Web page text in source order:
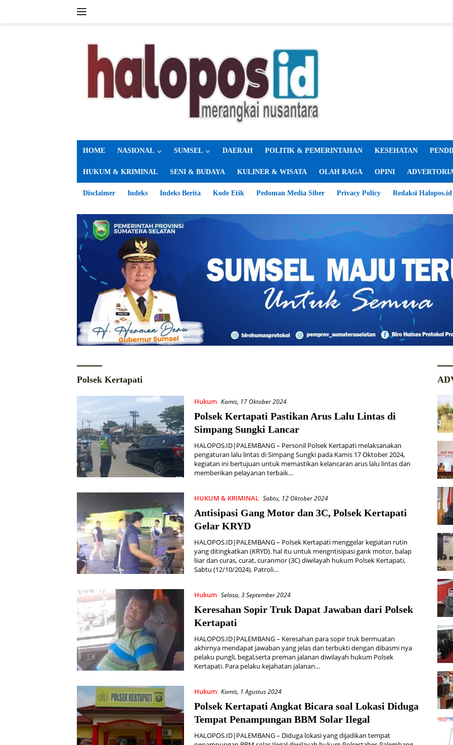
HOME NASIONAL SUMSEL DAERAH POLITIK & PEMERINTAHAN KESEHATAN
HUKUM & KRIMINAL SENI & BUDAYA KULINER & WISATA OLAH RAGA OPINI
Disclaimer Indeks Indeks Berita Kode Etik Pedoman Media Siber Privacy Policy Redaksi Halopos.id
Polsek Kertapati
Hukum Kamis, 17 Oktober 2024
Polsek Kertapati Pastikan Arus Lalu Lintas di
Simpang Sungki Lancar
HALOPOS.ID|PALEMBANG – Personil Polsek Kertapati melaksanakan
pengaturan lalu lintas di Simpang Sungki pada Kamis 17 Oktober 2024,
kegiatan ini bertujuan untuk memastikan kelancaran arus lalu lintas dan
memberikan pelayanan terbaik…
HUKUM & KRIMINAL Sabtu, 12 Oktober 2024
Antisipasi Gang Motor dan 3C, Polsek Kertapati
Gelar KRYD
HALOPOS.ID|PALEMBANG – Polsek Kertapati menggelar kegiatan rutin
yang ditingkatkan (KRYD). hal itu untuk mengntisipasi gank motor, balap
liiar dan curas, curat, curanmor (3C) diwilayah hukum Polsek Kertapati,
Sabtu (12/10/2024). Patroli…
Hukum Selasa, 3 September 2024
Keresahan Sopir Truk Dapat Jawaban dari Polsek
Kertapati
HALOPOS.ID|PALEMBANG – Keresahan para sopir truk bermuatan
akhirnya mendapat jawaban yang jelas dan terbukti dengan dibasmi nya
pelaku pungli, begal,serta preman jalanan diwilayah hukum Polsek
Kertapati. Para pelaku kejahatan jalanan…
Hukum Kamis, 1 Agustus 2024
Polsek Kertapati Angkat Bicara soal Lokasi Diduga
Tempat Penampungan BBM Solar Ilegal
HALOPOS.ID|PALEMBANG – Diduga lokasi yang dijadikan tempat